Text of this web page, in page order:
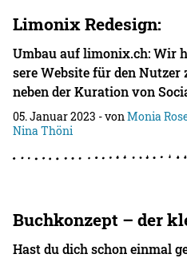
Limonix Redesign:
Umbau auf limonix.ch: Wir
sere Website für den
neben der Kuration von
05. Januar 2023 - vonMonia
Nina Thöni
Buchkonzept – der
Hast du dich schon einmal